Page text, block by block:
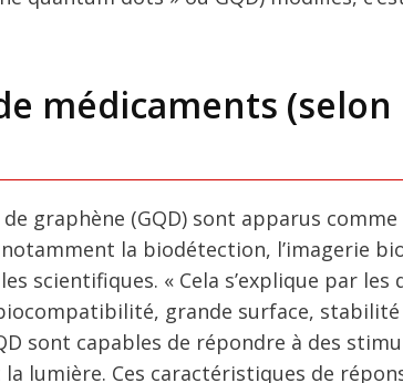
médicaments (selon
graphène (GQD) sont apparus
la biodétection, l’imagerie
scientifiques. « Cela s’explique par
grande surface,
sont capables de répondre à des
lumière. Ces caractéristiques de